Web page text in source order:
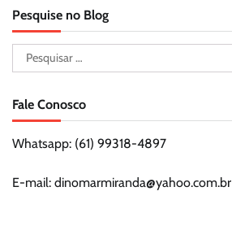
Pesquise no Blog
Pesquisar
por:
Fale Conosco
Whatsapp: (61) 99318-4897
E-mail: dinomarmiranda@yahoo.com.br